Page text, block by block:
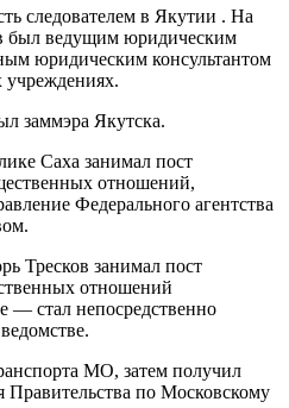
следователем в Якутии . На
был ведущим юридическим
юридическим консультантом
заммэра Якутска.
Саха занимал пост
отношений,
Федерального агентства
Тресков занимал пост
отношений
— стал непосредственно
МО, затем получил
Правительства по Московскому